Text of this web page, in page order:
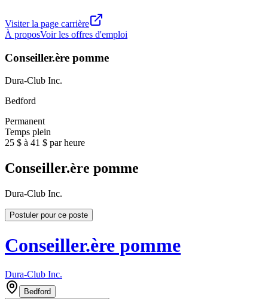
Visiter la page carrière
À proposVoir les offres d'emploi
Conseiller.ère pomme
Dura-Club Inc.
Bedford
Permanent
Temps plein
25 $ à 41 $ par heure
Conseiller.ère pomme
Dura-Club Inc.
Postuler pour ce poste
Conseiller.ère pomme
Dura-Club Inc.
Bedford